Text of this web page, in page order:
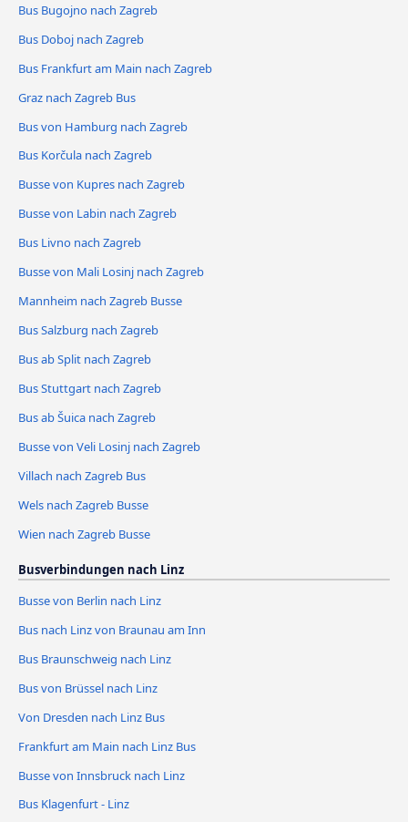
Bus Bugojno nach Zagreb
Bus Doboj nach Zagreb
Bus Frankfurt am Main nach Zagreb
Graz nach Zagreb Bus
Bus von Hamburg nach Zagreb
Bus Korčula nach Zagreb
Busse von Kupres nach Zagreb
Busse von Labin nach Zagreb
Bus Livno nach Zagreb
Busse von Mali Losinj nach Zagreb
Mannheim nach Zagreb Busse
Bus Salzburg nach Zagreb
Bus ab Split nach Zagreb
Bus Stuttgart nach Zagreb
Bus ab Šuica nach Zagreb
Busse von Veli Losinj nach Zagreb
Villach nach Zagreb Bus
Wels nach Zagreb Busse
Wien nach Zagreb Busse
Busverbindungen nach Linz
Busse von Berlin nach Linz
Bus nach Linz von Braunau am Inn
Bus Braunschweig nach Linz
Bus von Brüssel nach Linz
Von Dresden nach Linz Bus
Frankfurt am Main nach Linz Bus
Busse von Innsbruck nach Linz
Bus Klagenfurt - Linz